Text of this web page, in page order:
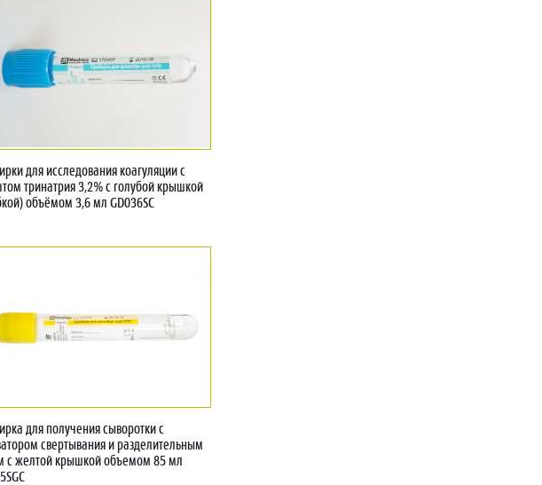
для исследования коагуляции с
тринатрия 3,2% с голубой крышкой
объёмом 3,6 мл GD036SC
для получения сыворотки с
свертывания и разделительным
с желтой крышкой объемом 85 мл